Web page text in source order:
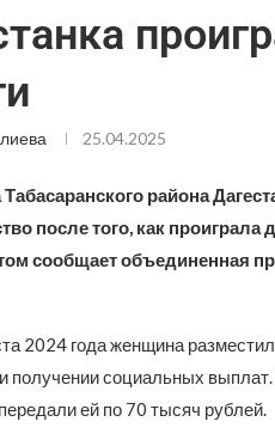
25.04.2025
района
после того, как проиграла
сообщает объединенная
2024 года женщина
получении социальных выплат.
ей по 70 тысяч рублей.